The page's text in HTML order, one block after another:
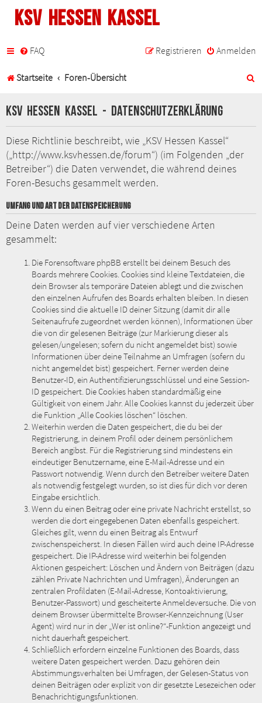
KSV Hessen Kassel
FAQ Anmelden
Registrieren
Startseite Foren-Übersicht
KSV Hessen Kassel - Datenschutzerklärung
Diese Richtlinie beschreibt, wie „KSV Hessen Kassel“
(„http://www.ksvhessen.de/forum“) (im Folgenden „der
Betreiber“) die Daten verwendet, die während deines
Foren-Besuchs gesammelt werden.
UMFANG UND ART DER DATENSPEICHERUNG
Deine Daten werden auf vier verschiedene Arten
gesammelt:
Die Forensoftware phpBB erstellt bei deinem Besuch des
Boards mehrere Cookies. Cookies sind kleine Textdateien, die
dein Browser als temporäre Dateien ablegt und die zwischen
den einzelnen Aufrufen des Boards erhalten bleiben. In diesen
Cookies sind die aktuelle ID deiner Sitzung (damit dir alle
Seitenaufrufe zugeordnet werden können), Informationen über
die von dir gelesenen Beiträge (zur Markierung dieser als
gelesen/ungelesen; sofern du nicht angemeldet bist) sowie
Informationen über deine Teilnahme an Umfragen (sofern du
nicht angemeldet bist) gespeichert. Ferner werden deine
Benutzer-ID, ein Authentifizierungsschlüssel und eine Session-
ID gespeichert. Die Cookies haben standardmäßig eine
Gültigkeit von einem Jahr. Alle Cookies kannst du jederzeit über
die Funktion „Alle Cookies löschen“ löschen.
Weiterhin werden die Daten gespeichert, die du bei der
Registrierung, in deinem Profil oder deinem persönlichem
Bereich angibst. Für die Registrierung sind mindestens ein
eindeutiger Benutzername, eine E-Mail-Adresse und ein
Passwort notwendig. Wenn durch den Betreiber weitere Daten
als notwendig festgelegt wurden, so ist dies für dich vor deren
Eingabe ersichtlich.
Wenn du einen Beitrag oder eine private Nachricht erstellst, so
werden die dort eingegebenen Daten ebenfalls gespeichert.
Gleiches gilt, wenn du einen Beitrag als Entwurf
zwischenspeicherst. In diesen Fällen wird auch deine IP-Adresse
gespeichert. Die IP-Adresse wird weiterhin bei folgenden
Aktionen gespeichert: Löschen und Ändern von Beiträgen (dazu
zählen Private Nachrichten und Umfragen), Änderungen an
zentralen Profildaten (E-Mail-Adresse, Kontoaktivierung,
Benutzer-Passwort) und gescheiterte Anmeldeversuche. Die von
deinem Browser übermittelte Browser-Kennzeichnung (User
Agent) wird nur in der „Wer ist online?“-Funktion angezeigt und
nicht dauerhaft gespeichert.
Schließlich erfordern einzelne Funktionen des Boards, dass
weitere Daten gespeichert werden. Dazu gehören dein
Abstimmungsverhalten bei Umfragen, der Gelesen-Status von
deinen Beiträgen oder explizit von dir gesetzte Lesezeichen oder
Benachrichtigungsfunktionen.